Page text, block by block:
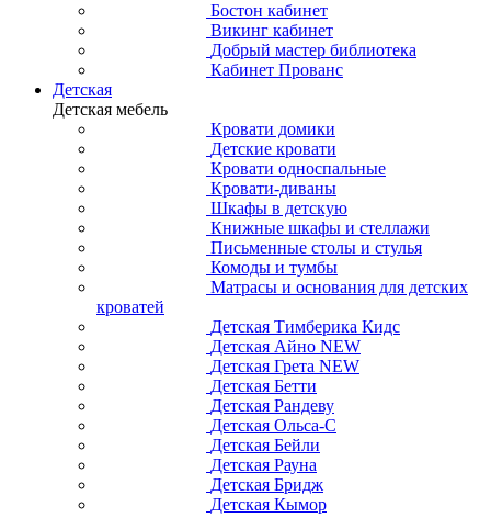
Бостон кабинет
Викинг кабинет
Добрый мастер библиотека
Кабинет Прованс
Детская
Детская мебель
Кровати домики
Детские кровати
Кровати односпальные
Кровати-диваны
Шкафы в детскую
Книжные шкафы и стеллажи
Письменные столы и стулья
Комоды и тумбы
Матрасы и основания для детских
кроватей
Детская Тимберика Кидс
Детская Айно NEW
Детская Грета NEW
Детская Бетти
Детская Рандеву
Детская Ольса-С
Детская Бейли
Детская Рауна
Детская Бридж
Детская Кымор